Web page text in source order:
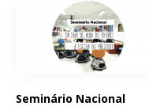
Seminário Nacional